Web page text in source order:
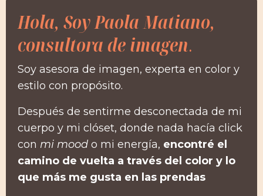
Hola, Soy Paola Matiano,
consultora de imagen.
Soy asesora de imagen, experta en color y
estilo con propósito.
Después de sentirme desconectada de mi
cuerpo y mi clóset, donde nada hacía click
con mi mood o mi energía, encontré el
camino de vuelta a través del color y lo
que más me gusta en las prendas